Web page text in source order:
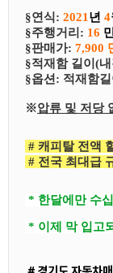
§연식: 2021 년 4
§​주행거리: 16
§​판매가: 7,900
§적재함 길이(
§​​옵션: 적재함
※압류 및 저당
# 캐피탈 전액
# 전국 최대급
* 한달에만 수
* 이제 막 입고